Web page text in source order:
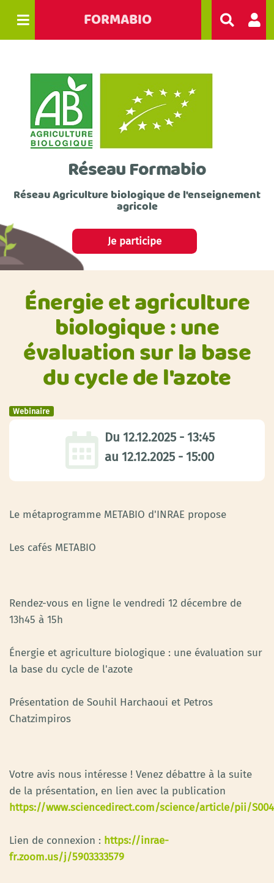
FORMABIO
Réseau Formabio
Réseau Agriculture biologique de l'enseignement
agricole
Je participe
Énergie et agriculture
biologique : une
évaluation sur la base
du cycle de l'azote
Webinaire
Du 12.12.2025 - 13:45
au 12.12.2025 - 15:00
Le métaprogramme METABIO d'INRAE propose
Les cafés METABIO
Rendez-vous en ligne le vendredi 12 décembre de
13h45 à 15h
Énergie et agriculture biologique : une évaluation sur
la base du cycle de l'azote
Présentation de Souhil Harchaoui et Petros
Chatzimpiros
Votre avis nous intéresse ! Venez débattre à la suite
de la présentation, en lien avec la publication
https://www.sciencedirect.com/science/article/pii/
Lien de connexion : https://inrae-
fr.zoom.us/j/5903333579